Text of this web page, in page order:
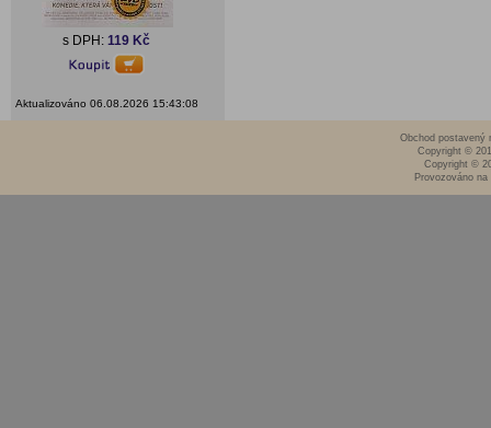
s DPH:119 Kč
Aktualizováno 06.08.2026 15:43:08
Obchod postavený
Copyright ©
Copyright ©
Provozováno